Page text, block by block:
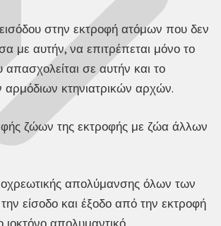
στην εκτροφή ατόμων που δεν
με αυτήν, να επιτρέπεται μόνο το
σε αυτήν και το
κτηνιατρικών αρχών.
ζώων της εκτροφής με ζώα άλλων
απολύμανσης όλων των
είσοδο και έξοδο από την εκτροφή